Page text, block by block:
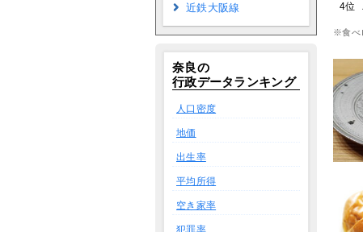
近鉄大阪線
奈良の
行政データランキング
人口密度
地価
出生率
平均所得
空き家率
犯罪率
4位
※食べ